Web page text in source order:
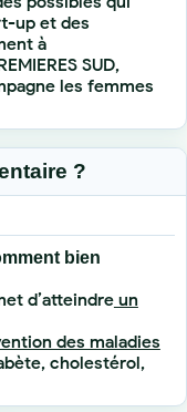
up et des
à
SUD,
les femmes
?
bien
d’atteindreun
des maladies
cholestérol,